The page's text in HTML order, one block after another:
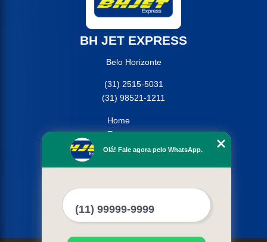
BH JET EXPRESS
Belo Horizonte
(31) 2515-5031
(31) 98521-1211
Home
Empresa
Missão
Mapa do site
Olá! Fale agora pelo WhatsApp.